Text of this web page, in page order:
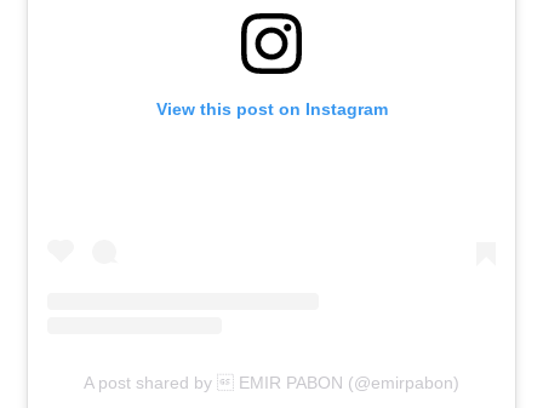
View this post on Instagram
A post shared by  EMIR PABON (@emirpabon)